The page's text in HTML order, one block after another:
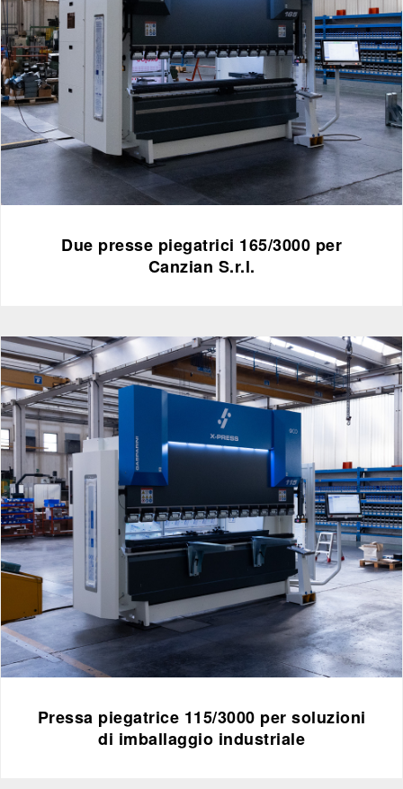
Due presse piegatrici 165/3000 per
Canzian S.r.l.
Pressa piegatrice 115/3000 per soluzioni
di imballaggio industriale